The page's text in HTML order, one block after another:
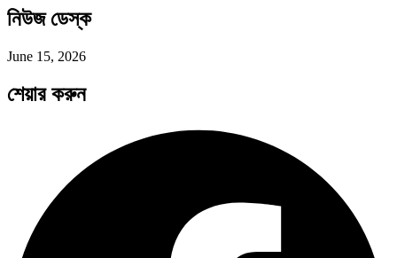
নিউজ ডেস্ক
June 15, 2026
শেয়ার করুন